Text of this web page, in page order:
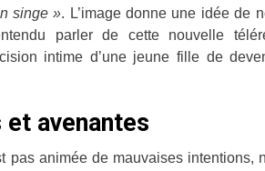
singe ». L’image donne une idée de
parler de cette nouvelle
intime d’une jeune fille de
avenantes
pas animée de mauvaises